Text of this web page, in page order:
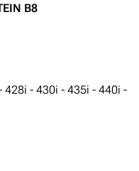
B8
428i - 430i - 435i - 440i -